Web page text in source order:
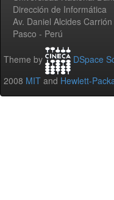
Dirección de Informática
Av. Daniel Alcides
Pasco - Perú
Theme by DSpace
2008 MIT and Hewlett-